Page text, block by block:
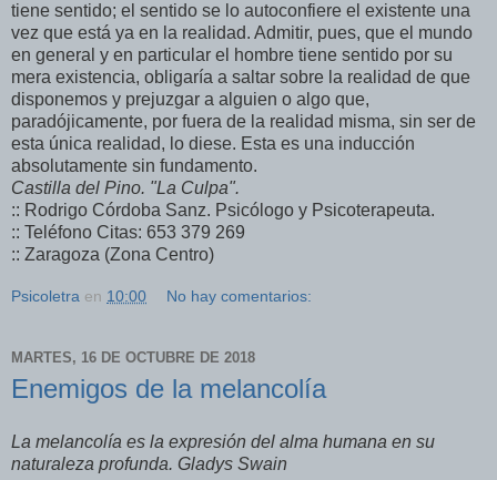
tiene sentido; el sentido se lo autoconfiere el existente una
vez que está ya en la realidad. Admitir, pues, que el mundo
en general y en particular el hombre tiene sentido por su
mera existencia, obligaría a saltar sobre la realidad de que
disponemos y prejuzgar a alguien o algo que,
paradójicamente, por fuera de la realidad misma, sin ser de
esta única realidad, lo diese. Esta es una inducción
absolutamente sin fundamento.
Castilla del Pino. "La Culpa".
:: Rodrigo Córdoba Sanz. Psicólogo y Psicoterapeuta.
:: Teléfono Citas: 653 379 269
:: Zaragoza (Zona Centro)
Psicoletra en 10:00 No hay comentarios:
MARTES, 16 DE OCTUBRE DE 2018
Enemigos de la melancolía
La melancolía es la expresión del alma humana en su
naturaleza profunda. Gladys Swain